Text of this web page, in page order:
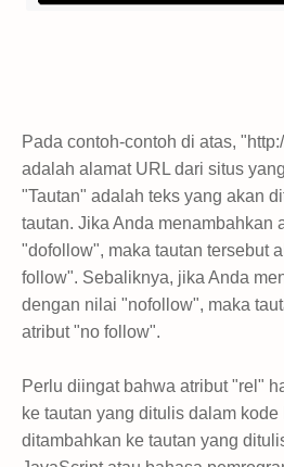
Pada contoh-contoh di atas,
adalah alamat URL dari situs
"Tautan" adalah teks yang akan
tautan. Jika Anda menambahkan
"dofollow", maka tautan tersebut
follow". Sebaliknya, jika Anda
dengan nilai "nofollow", maka
atribut "no follow".
Perlu diingat bahwa atribut "rel"
ke tautan yang ditulis dalam
ditambahkan ke tautan yang